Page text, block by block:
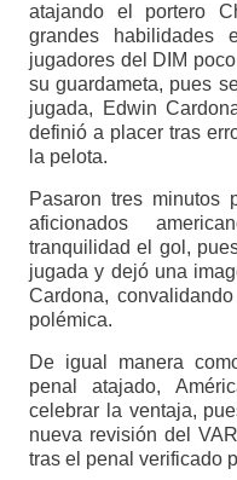
atajando el portero
grandes
jugadores del DIM
su guardameta, pues
jugada, Edwin
definió a placer tras
la pelota.
Pasaron tres minutos
aficionados
tranquilidad el gol,
jugada y dejó una
Cardona,
polémica.
De igual manera
penal atajado,
celebrar la ventaja,
nueva revisión del
tras el penal verificado